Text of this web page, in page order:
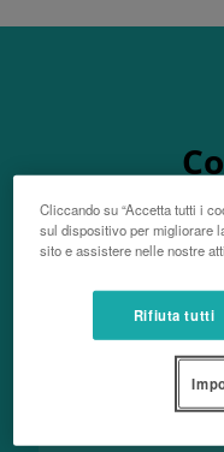
Nome e cognome
Cliccando su “Accetta tutti i
sul dispositivo per migliorare
sito e assistere nelle nostre
Rifiuta tutti